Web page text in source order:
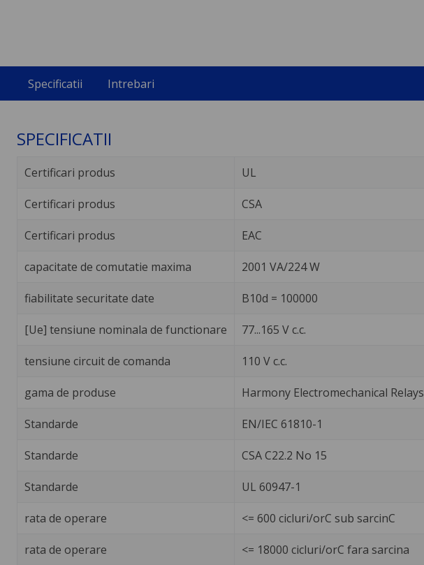
Specificatii Intrebari
SPECIFICATII
Certificari produs UL
Certificari produs CSA
Certificari produs EAC
capacitate de comutatie maxima 2001 VA/224 W
fiabilitate securitate date B10d = 100000
[Ue] tensiune nominala de functionare 77...165 V c.c.
tensiune circuit de comanda 110 V c.c.
gama de produse Harmony Electromechanical Relays
Standarde EN/IEC 61810-1
Standarde CSA C22.2 No 15
Standarde UL 60947-1
rata de operare <= 600 cicluri/orC sub sarcinC
rata de operare <= 18000 cicluri/orC fara sarcina